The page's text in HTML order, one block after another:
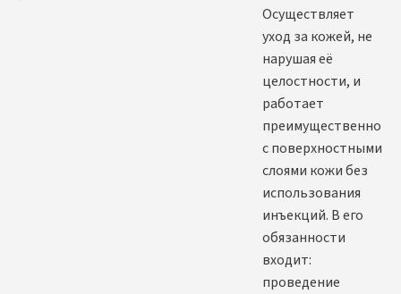
Осуществляет
уход за кожей, не
нарушая её
целостности, и
работает
преимущественно
с поверхностными
слоями кожи без
использования
инъекций. В его
обязанности
входит:
проведение